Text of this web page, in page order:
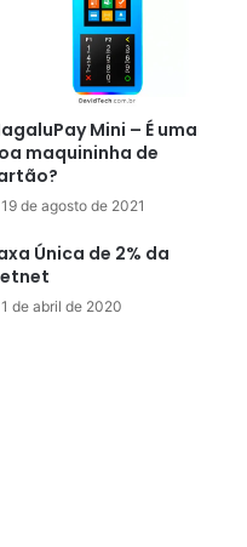
Mini – É uma
maquininha de
19 de agosto de 2021
Única de 2% da
1 de abril de 2020